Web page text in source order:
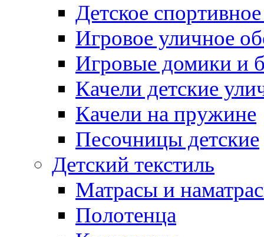
Детское
Игровое уличное
Игровые домики и
Качели детские
Качели на пружине
Песочницы детские
Детский текстиль
Матрасы и
Полотенца